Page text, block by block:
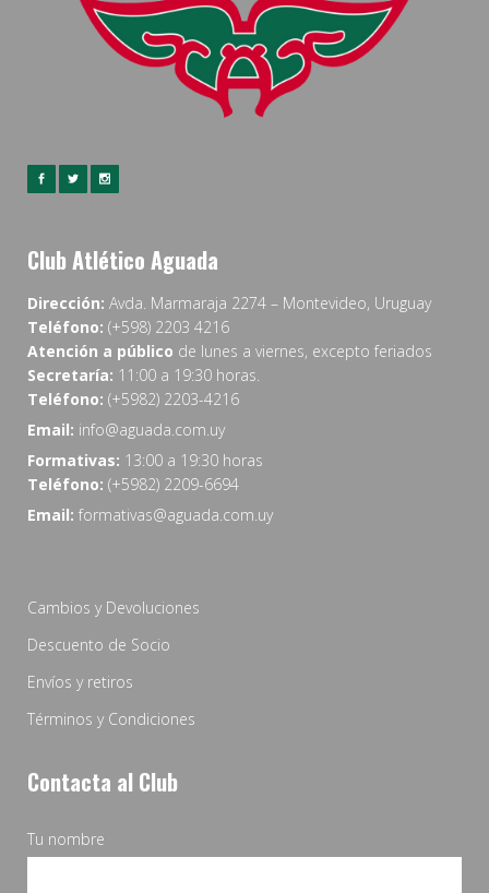
Club Atlético Aguada
Dirección: Avda. Marmaraja 2274 – Montevideo, Uruguay
Teléfono: (+598) 2203 4216
Atención a público de lunes a viernes, excepto feriados
Secretaría: 11:00 a 19:30 horas.
Teléfono: (+5982) 2203-4216
Email: info@aguada.com.uy
Formativas: 13:00 a 19:30 horas
Teléfono: (+5982) 2209-6694
Email: formativas@aguada.com.uy
Cambios y Devoluciones
Descuento de Socio
Envíos y retiros
Términos y Condiciones
Contacta al Club
Tu nombre